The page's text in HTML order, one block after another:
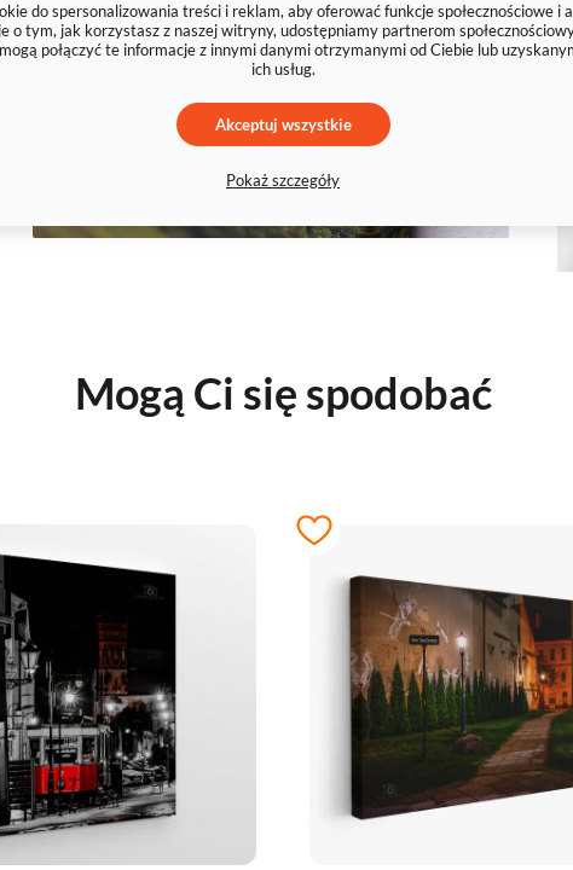
Mogą Ci się spodobać
do spersonalizowania treści i reklam, aby oferować funkcje społecznościowe i
o tym, jak korzystasz z naszej witryny, udostępniamy partnerom
połączyć te informacje z innymi danymi otrzymanymi od Ciebie lub
ich usług.
Akceptuj wszystkie
Pokaż szczegóły